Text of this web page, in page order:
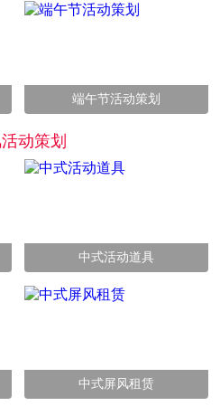
端午节活动策划
动策划
中式活动道具
中式屏风租赁